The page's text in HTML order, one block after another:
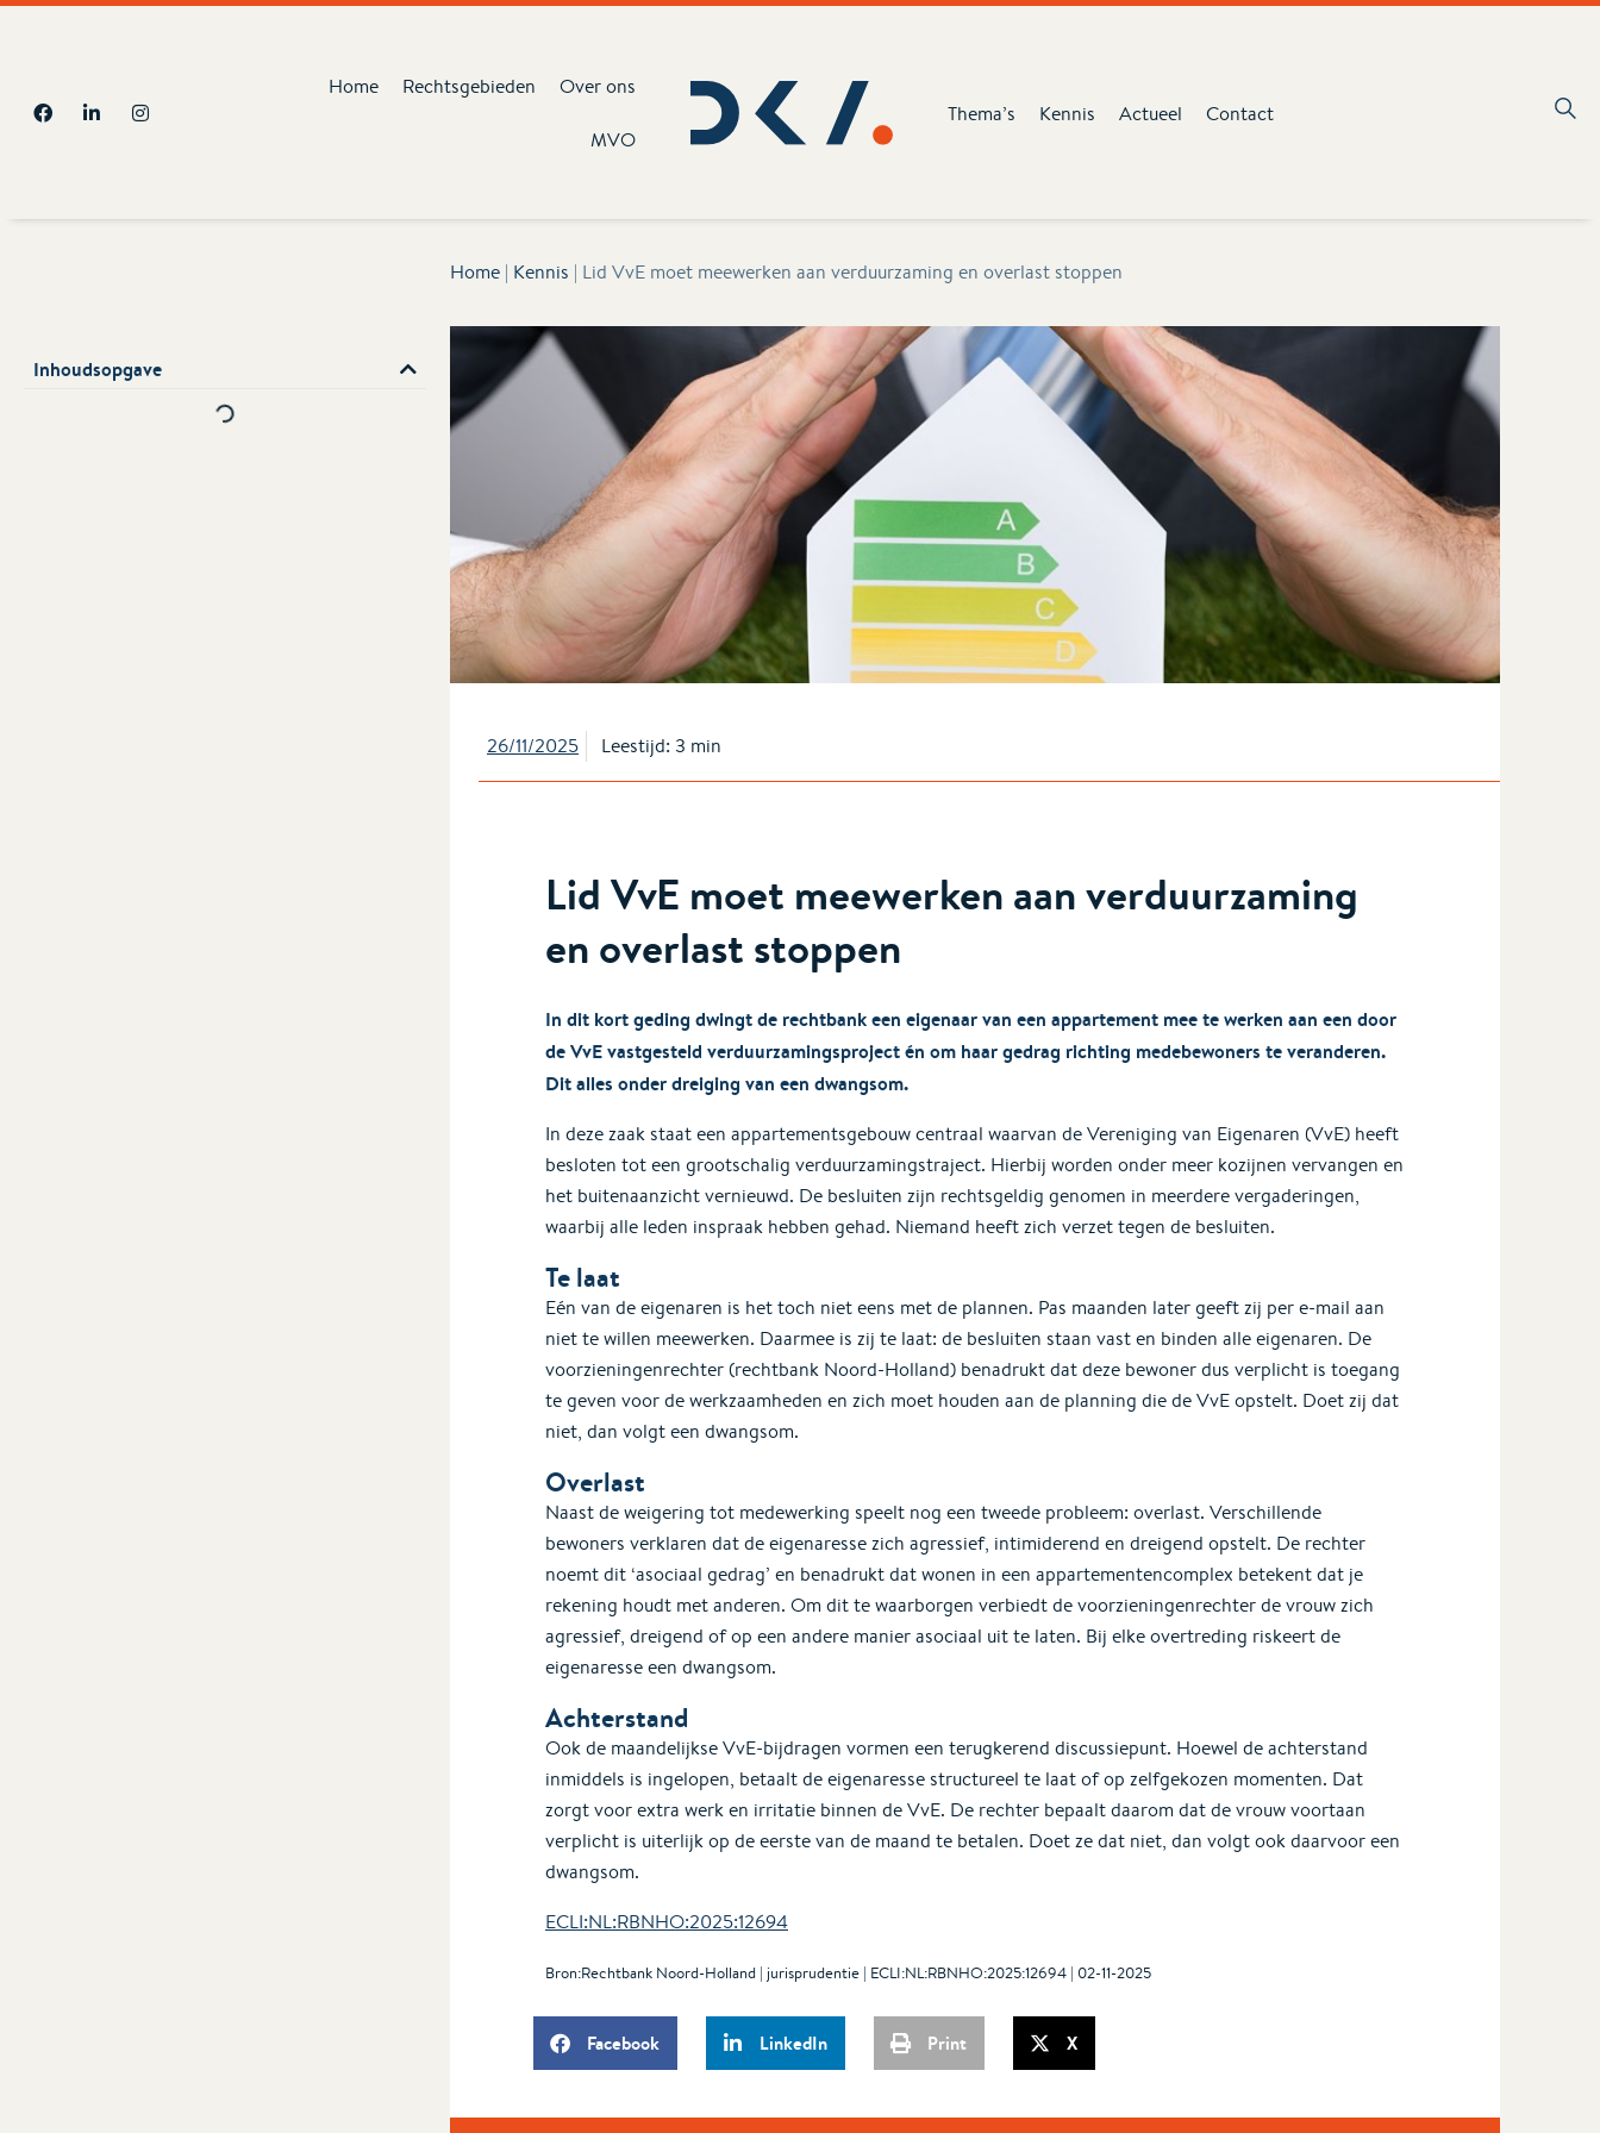
Home Rechtsgebieden Over ons
MVO
Thema’s Kennis Actueel Contact
Home | Kennis | Lid VvE moet meewerken aan verduurzaming en overlast stoppen
Inhoudsopgave
26/11/2025 Leestijd: 3 min
Lid VvE moet meewerken aan verduurzaming
en overlast stoppen
In dit kort geding dwingt de rechtbank een eigenaar van een appartement mee te werken aan een door
de VvE vastgesteld verduurzamingsproject én om haar gedrag richting medebewoners te veranderen.
Dit alles onder dreiging van een dwangsom.
In deze zaak staat een appartementsgebouw centraal waarvan de Vereniging van Eigenaren (VvE) heeft
besloten tot een grootschalig verduurzamingstraject. Hierbij worden onder meer kozijnen vervangen en
het buitenaanzicht vernieuwd. De besluiten zijn rechtsgeldig genomen in meerdere vergaderingen,
waarbij alle leden inspraak hebben gehad. Niemand heeft zich verzet tegen de besluiten.
Te laat
Eén van de eigenaren is het toch niet eens met de plannen. Pas maanden later geeft zij per e-mail aan
niet te willen meewerken. Daarmee is zij te laat: de besluiten staan vast en binden alle eigenaren. De
voorzieningenrechter (rechtbank Noord-Holland) benadrukt dat deze bewoner dus verplicht is toegang
te geven voor de werkzaamheden en zich moet houden aan de planning die de VvE opstelt. Doet zij dat
niet, dan volgt een dwangsom.
Overlast
Naast de weigering tot medewerking speelt nog een tweede probleem: overlast. Verschillende
bewoners verklaren dat de eigenaresse zich agressief, intimiderend en dreigend opstelt. De rechter
noemt dit ‘asociaal gedrag’ en benadrukt dat wonen in een appartementencomplex betekent dat je
rekening houdt met anderen. Om dit te waarborgen verbiedt de voorzieningenrechter de vrouw zich
agressief, dreigend of op een andere manier asociaal uit te laten. Bij elke overtreding riskeert de
eigenaresse een dwangsom.
Achterstand
Ook de maandelijkse VvE-bijdragen vormen een terugkerend discussiepunt. Hoewel de achterstand
inmiddels is ingelopen, betaalt de eigenaresse structureel te laat of op zelfgekozen momenten. Dat
zorgt voor extra werk en irritatie binnen de VvE. De rechter bepaalt daarom dat de vrouw voortaan
verplicht is uiterlijk op de eerste van de maand te betalen. Doet ze dat niet, dan volgt ook daarvoor een
dwangsom.
ECLI:NL:RBNHO:2025:12694
Bron:Rechtbank Noord-Holland | jurisprudentie | ECLI:NL:RBNHO:2025:12694 | 02-11-2025
Facebook LinkedIn Print X